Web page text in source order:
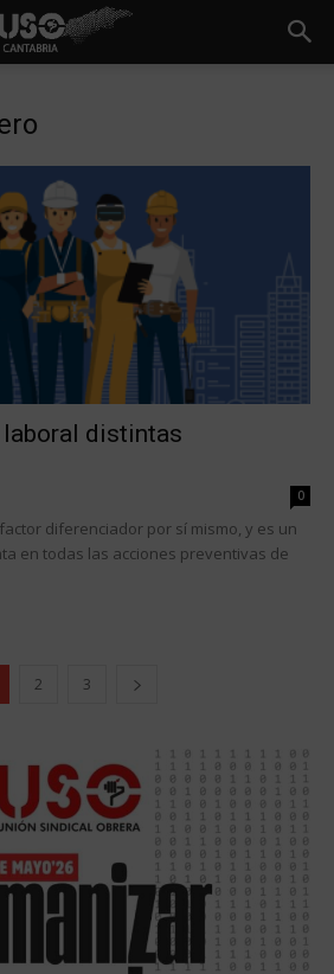
laboral distintas
0
diferenciador por sí mismo, y es un
en todas las acciones preventivas de
2 3